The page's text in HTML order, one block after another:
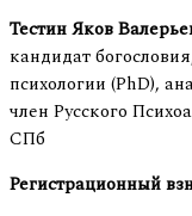
Тестин Яков
кандидат
психологии (PhD),
член Русского
СПб
Регистрационный